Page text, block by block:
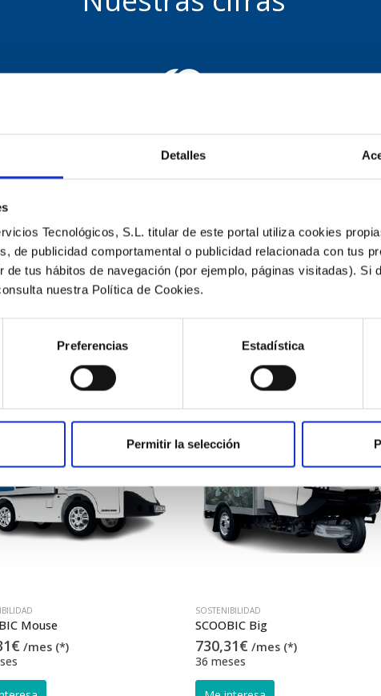
Detalles
Tecnológicos, S.L. titular de este portal utiliza cookies
de publicidad comportamental o publicidad relacionada con tus
de tus hábitos de navegación (por ejemplo, páginas visitadas). Si
nuestra Política de Cookies.
Preferencias Estadística
Permitir la selección
+6,000
Contratos
Apoyamos tu negocio
propuestas disponibles y elige la que más se adapte a
Mouse
€ /mes (*)
SOSTENIBILIDAD
SCOOBIC Big
730,31€ /mes (*)
36 meses